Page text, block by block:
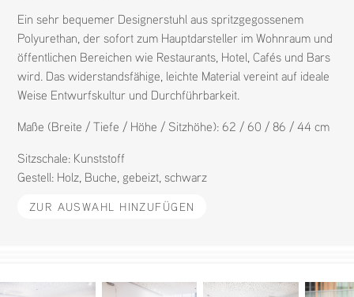
Ein sehr bequemer Designerstuhl aus spritzgegossenem
Polyurethan, der sofort zum Hauptdarsteller im Wohnraum und
öffentlichen Bereichen wie Restaurants, Hotel, Cafés und Bars
wird. Das widerstandsfähige, leichte Material vereint auf ideale
Weise Entwurfskultur und Durchführbarkeit.
Maße (Breite / Tiefe / Höhe / Sitzhöhe): 62 / 60 / 86 / 44 cm
Sitzschale: Kunststoff
Gestell: Holz, Buche, gebeizt,schwarz